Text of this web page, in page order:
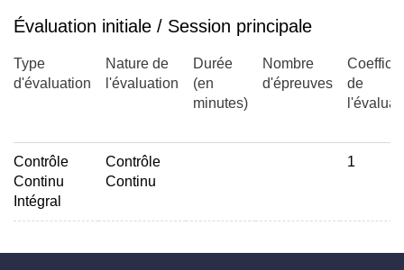
Évaluation initiale / Session principale
Type
d'évaluation
Nature de
l'évaluation
Durée
(en
minutes)
Nombre
d'épreuves
de
Contrôle
Continu
Intégral
Contrôle
Continu
1